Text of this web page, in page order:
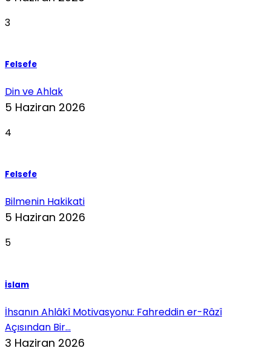
3
Felsefe
Din ve Ahlak
5 Haziran 2026
4
Felsefe
Bilmenin Hakikati
5 Haziran 2026
5
İslam
İhsanın Ahlâkî Motivasyonu: Fahreddin er-Râzî
Açısından Bir...
3 Haziran 2026